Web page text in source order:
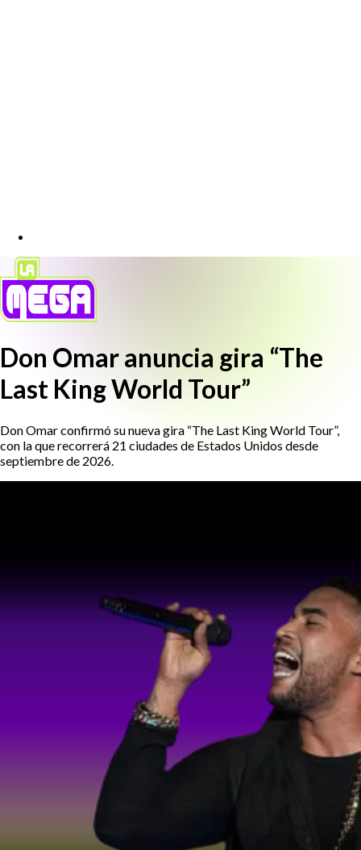
Don Omar anuncia gira “The
Last King World Tour”
Don Omar confirmó su nueva gira “The Last King World Tour”,
con la que recorrerá 21 ciudades de Estados Unidos desde
septiembre de 2026.